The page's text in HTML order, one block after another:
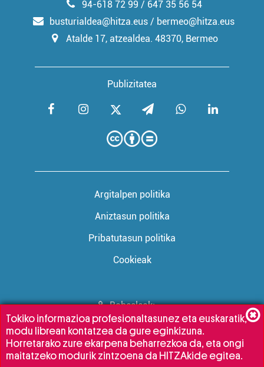
Publizitatea
94-618 72 99 / 647 35 56 54
busturialdea@hitza.eus / bermeo@hitza.eus
Atalde 17, atzealdea. 48370, Bermeo
Argitalpen politika
Aniztasun politika
Pribatutasun politika
Cookieak
Babesleak:
Tokiko informazioa profesionaltasunez eta euskaratik,
modu librean kontatzea da gure eginkizuna.
Horretarako zure ekarpena beharrezkoa da, eta ongi
maitatzeko modurik zintzoena da HITZAkide egitea.